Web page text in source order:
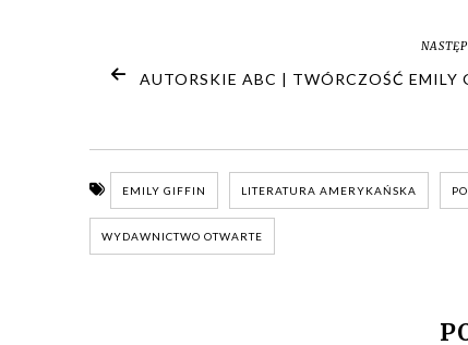
AUTORSKIE ABC | TWÓRCZOŚĆ EMILY
EMILY GIFFIN LITERATURA AMERYKAŃSKA
WYDAWNICTWO OTWARTE